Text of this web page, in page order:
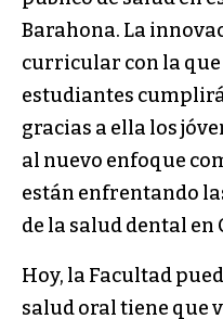
Barahona. La
curricular con la que
estudiantes cumplirá
gracias a ella los
al nuevo enfoque
están enfrentando
de la salud dental en
Hoy, la Facultad
salud oral tiene que